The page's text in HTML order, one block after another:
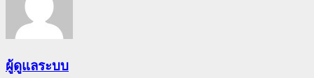
ผู้ดูแลระบบ